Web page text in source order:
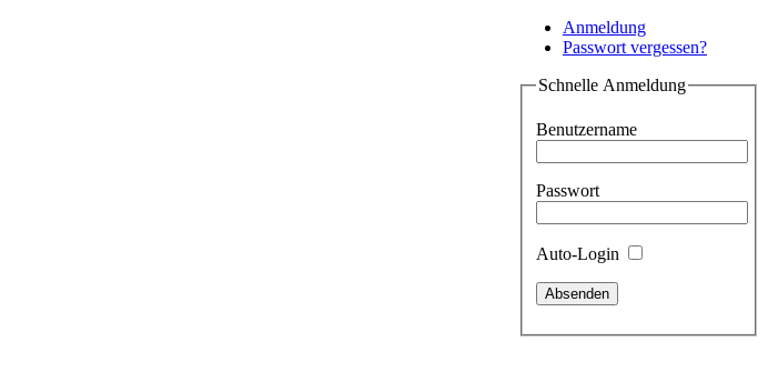
Anmeldung
Passwort vergessen?
Schnelle Anmeldung
Benutzername
Passwort
Auto-Login